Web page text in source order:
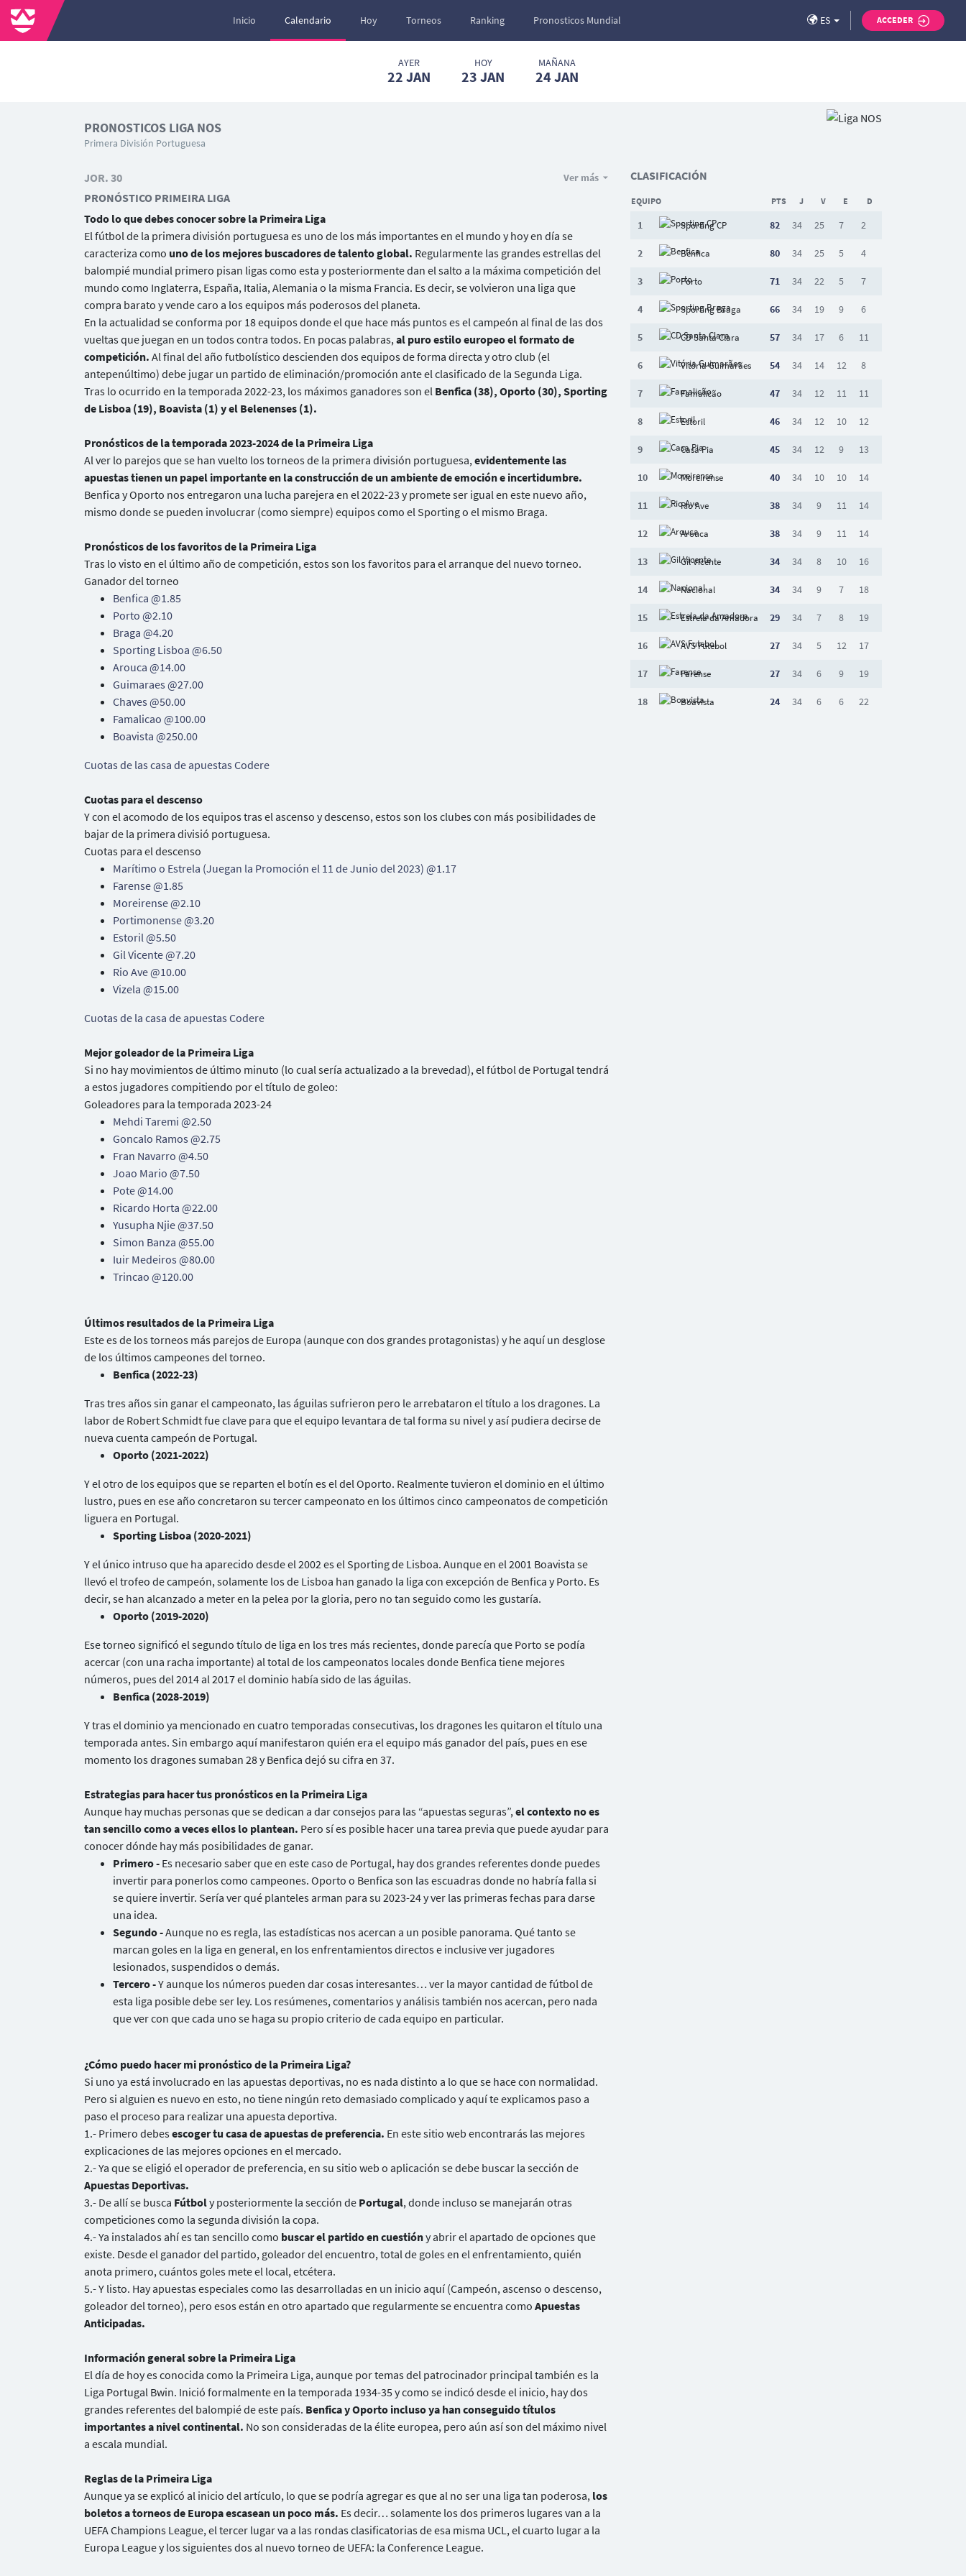
Inicio Calendario Hoy Torneos Ranking Pronosticos Mundial ES ACCEDER
AYER
22 JAN
HOY
23 JAN
MAÑANA
24 JAN
PRONOSTICOS LIGA NOS
Primera División Portuguesa
JOR. 30 Ver más
PRONÓSTICO PRIMEIRA LIGA
Todo lo que debes conocer sobre la Primeira Liga
El fútbol de la primera división portuguesa es uno de los más importantes en el mundo y hoy en día se
caracteriza como uno de los mejores buscadores de talento global. Regularmente las grandes estrellas del
balompié mundial primero pisan ligas como esta y posteriormente dan el salto a la máxima competición del
mundo como Inglaterra, España, Italia, Alemania o la misma Francia. Es decir, se volvieron una liga que
compra barato y vende caro a los equipos más poderosos del planeta.
En la actualidad se conforma por 18 equipos donde el que hace más puntos es el campeón al final de las dos
vueltas que juegan en un todos contra todos. En pocas palabras,al puro estilo europeo el formato de
competición. Al final del año futbolístico descienden dos equipos de forma directa y otro club (el
antepenúltimo) debe jugar un partido de eliminación/promoción ante el clasificado de la Segunda Liga.
Tras lo ocurrido en la temporada 2022-23, los máximos ganadores son el Benfica (38), Oporto (30), Sporting
de Lisboa (19), Boavista (1) y el Belenenses (1).
Pronósticos de la temporada 2023-2024 de la Primeira Liga
Al ver lo parejos que se han vuelto los torneos de la primera división portuguesa,evidentemente las
apuestas tienen un papel importante en la construcción de un ambiente de emoción e incertidumbre.
Benfica y Oporto nos entregaron una lucha parejera en el 2022-23 y promete ser igual en este nuevo año,
mismo donde se pueden involucrar (como siempre) equipos como el Sporting o el mismo Braga.
Pronósticos de los favoritos de la Primeira Liga
Tras lo visto en el último año de competición, estos son los favoritos para el arranque del nuevo torneo.
Ganador del torneo
Benfica @1.85
Porto @2.10
Braga @4.20
Sporting Lisboa @6.50
Arouca @14.00
Guimaraes @27.00
Chaves @50.00
Famalicao @100.00
Boavista @250.00
Cuotas de las casa de apuestas Codere
Cuotas para el descenso
Y con el acomodo de los equipos tras el ascenso y descenso, estos son los clubes con más posibilidades de
bajar de la primera divisió portuguesa.
Cuotas para el descenso
Marítimo o Estrela (Juegan la Promoción el 11 de Junio del 2023) @1.17
Farense @1.85
Moreirense @2.10
Portimonense @3.20
Estoril @5.50
Gil Vicente @7.20
Rio Ave @10.00
Vizela @15.00
Cuotas de la casa de apuestas Codere
Mejor goleador de la Primeira Liga
Si no hay movimientos de último minuto (lo cual sería actualizado a la brevedad), el fútbol de Portugal tendrá
a estos jugadores compitiendo por el título de goleo:
Goleadores para la temporada 2023-24
Mehdi Taremi @2.50
Goncalo Ramos @2.75
Fran Navarro @4.50
Joao Mario @7.50
Pote @14.00
Ricardo Horta @22.00
Yusupha Njie @37.50
Simon Banza @55.00
Iuir Medeiros @80.00
Trincao @120.00
Últimos resultados de la Primeira Liga
Este es de los torneos más parejos de Europa (aunque con dos grandes protagonistas) y he aquí un desglose
de los últimos campeones del torneo.
Benfica (2022-23)
Tras tres años sin ganar el campeonato, las águilas sufrieron pero le arrebataron el título a los dragones. La
labor de Robert Schmidt fue clave para que el equipo levantara de tal forma su nivel y así pudiera decirse de
nueva cuenta campeón de Portugal.
Oporto (2021-2022)
Y el otro de los equipos que se reparten el botín es el del Oporto. Realmente tuvieron el dominio en el último
lustro, pues en ese año concretaron su tercer campeonato en los últimos cinco campeonatos de competición
liguera en Portugal.
Sporting Lisboa (2020-2021)
Y el único intruso que ha aparecido desde el 2002 es el Sporting de Lisboa. Aunque en el 2001 Boavista se
llevó el trofeo de campeón, solamente los de Lisboa han ganado la liga con excepción de Benfica y Porto. Es
decir, se han alcanzado a meter en la pelea por la gloria, pero no tan seguido como les gustaría.
Oporto (2019-2020)
Ese torneo significó el segundo título de liga en los tres más recientes, donde parecía que Porto se podía
acercar (con una racha importante) al total de los campeonatos locales donde Benfica tiene mejores
números, pues del 2014 al 2017 el dominio había sido de las águilas.
Benfica (2028-2019)
Y tras el dominio ya mencionado en cuatro temporadas consecutivas, los dragones les quitaron el título una
temporada antes. Sin embargo aquí manifestaron quién era el equipo más ganador del país, pues en ese
momento los dragones sumaban 28 y Benfica dejó su cifra en 37.
Estrategias para hacer tus pronósticos en la Primeira Liga
Aunque hay muchas personas que se dedican a dar consejos para las “apuestas seguras”,el contexto no es
tan sencillo como a veces ellos lo plantean. Pero sí es posible hacer una tarea previa que puede ayudar para
conocer dónde hay más posibilidades de ganar.
Primero - Es necesario saber que en este caso de Portugal, hay dos grandes referentes donde puedes
invertir para ponerlos como campeones. Oporto o Benfica son las escuadras donde no habría falla si
se quiere invertir. Sería ver qué planteles arman para su 2023-24 y ver las primeras fechas para darse
una idea.
Segundo -Aunque no es regla, las estadísticas nos acercan a un posible panorama. Qué tanto se
marcan goles en la liga en general, en los enfrentamientos directos e inclusive ver jugadores
lesionados, suspendidos o demás.
Tercero -Y aunque los números pueden dar cosas interesantes… ver la mayor cantidad de fútbol de
esta liga posible debe ser ley. Los resúmenes, comentarios y análisis también nos acercan, pero nada
que ver con que cada uno se haga su propio criterio de cada equipo en particular.
¿Cómo puedo hacer mi pronóstico de la Primeira Liga?
Si uno ya está involucrado en las apuestas deportivas, no es nada distinto a lo que se hace con normalidad.
Pero si alguien es nuevo en esto, no tiene ningún reto demasiado complicado y aquí te explicamos paso a
paso el proceso para realizar una apuesta deportiva.
1.- Primero debesescoger tu casa de apuestas de preferencia. En este sitio web encontrarás las mejores
explicaciones de las mejores opciones en el mercado.
2.- Ya que se eligió el operador de preferencia, en su sitio web o aplicación se debe buscar la sección de
Apuestas Deportivas.
3.- De allí se busca Fútboly posteriormente la sección de Portugal, donde incluso se manejarán otras
competiciones como la segunda división la copa.
4.- Ya instalados ahí es tan sencillo como buscar el partido en cuestióny abrir el apartado de opciones que
existe. Desde el ganador del partido, goleador del encuentro, total de goles en el enfrentamiento, quién
anota primero, cuántos goles mete el local, etcétera.
5.- Y listo. Hay apuestas especiales como las desarrolladas en un inicio aquí (Campeón, ascenso o descenso,
goleador del torneo), pero esos están en otro apartado que regularmente se encuentra como Apuestas
Anticipadas.
Información general sobre la Primeira Liga
El día de hoy es conocida como la Primeira Liga, aunque por temas del patrocinador principal también es la
Liga Portugal Bwin. Inició formalmente en la temporada 1934-35 y como se indicó desde el inicio, hay dos
grandes referentes del balompié de este país. Benfica y Oporto incluso ya han conseguido títulos
importantes a nivel continental. No son consideradas de la élite europea, pero aún así son del máximo nivel
a escala mundial.
Reglas de la Primeira Liga
Aunque ya se explicó al inicio del artículo, lo que se podría agregar es que al no ser una liga tan poderosa, los
boletos a torneos de Europa escasean un poco más. Es decir… solamente los dos primeros lugares van a la
UEFA Champions League, el tercer lugar va a las rondas clasificatorias de esa misma UCL, el cuarto lugar a la
Europa League y los siguientes dos al nuevo torneo de UEFA: la Conference League.
CLASIFICACIÓN
EQUIPO PTS J V E D
1 Sporting CP 82 34 25 7 2
2 Benfica 80 34 25 5 4
3 Porto 71 34 22 5 7
4 Sporting Braga 66 34 19 9 6
5 CD Santa Clara 57 34 17 6 11
6 Vitória Guimarães 54 34 14 12 8
7 Famalicão 47 34 12 11 11
8 Estoril 46 34 12 10 12
9 Casa Pia 45 34 12 9 13
10 Moreirense 40 34 10 10 14
11 Rio Ave 38 34 9 11 14
12 Arouca 38 34 9 11 14
13 Gil Vicente 34 34 8 10 16
14 Nacional 34 34 9 7 18
15 Estrela da Amadora 29 34 7 8 19
16 AVS Futebol 27 34 5 12 17
17 Farense 27 34 6 9 19
18 Boavista 24 34 6 6 22